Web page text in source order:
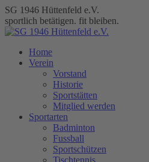
Zum
Inhalt
springen
SG 1946 Hüttenfeld e.V.
sportlich betätigen. fit bleiben.
Home
Verein
Vorstand
Historie
Sportstätten
Mitglied werden
Sportarten
Badminton
Fussball
Sportschützen
Tischtennis